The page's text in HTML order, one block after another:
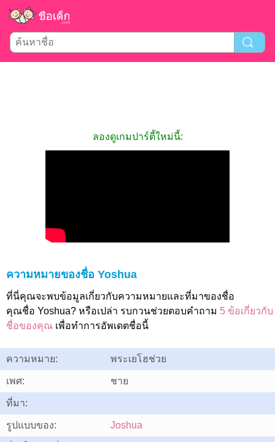
ลองดูเกมปาร์ตี้ใหม่นี้:
ความหมายของชื่อ Yoshua
ที่นี่คุณจะพบข้อมูลเกี่ยวกับความหมายและที่มาของชื่อ
คุณชื่อ Yoshua? หรือเปล่า รบกวนช่วยตอบคำถาม 5 ข้อเกี่ยวกับ
ชื่อของคุณ เพื่อทำการอัพเดตชื่อนี้
ความหมาย: พระเยโฮช่วย
เพศ: ชาย
ที่มา:
รูปแบบของ: Joshua